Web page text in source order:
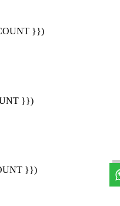
}})
}})
}})